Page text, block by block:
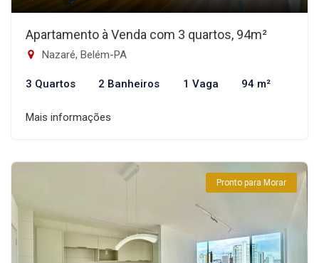
Apartamento à Venda com 3 quartos, 94m²
Nazaré, Belém-PA
3 Quartos 2 Banheiros 1 Vaga 94 m²
Mais informações
Pronto para Morar